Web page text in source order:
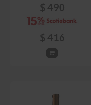
$ 490
$ 416